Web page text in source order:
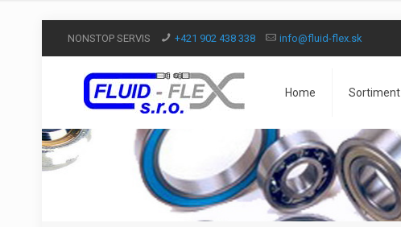
NONSTOP SERVIS +421 902 438 338 info@fluid-flex.sk
Home Sortiment